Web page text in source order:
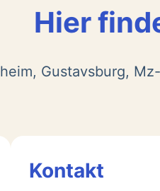
Hier
Gustavsburg,
Kontakt